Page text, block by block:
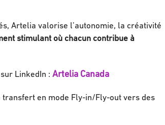
Artelia valorise l’autonomie, la créativité
stimulant où chacun contribue à
LinkedIn : Artelia Canada
en mode Fly-in/Fly-out vers des